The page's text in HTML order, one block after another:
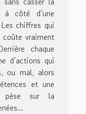
côté d’une
chiffres qui
vraiment
chaque
d’actions qui
ou mal, alors
et une
pèse sur la